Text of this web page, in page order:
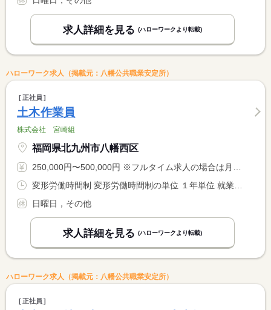
求人詳細を見る (ハローワークより転載)
ハローワーク求人（掲載元：八幡公共職業安定所）
正社員
土木作業員
株式会社 宮崎組
福岡県北九州市八幡西区
250,000円〜500,000円 ※フルタイム求人の場合は月額（換算額）、パート求人の場合は時間額を表示しています。
日曜日，その他
求人詳細を見る (ハローワークより転載)
ハローワーク求人（掲載元：八幡公共職業安定所）
正社員